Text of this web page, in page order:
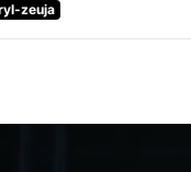
zeuja